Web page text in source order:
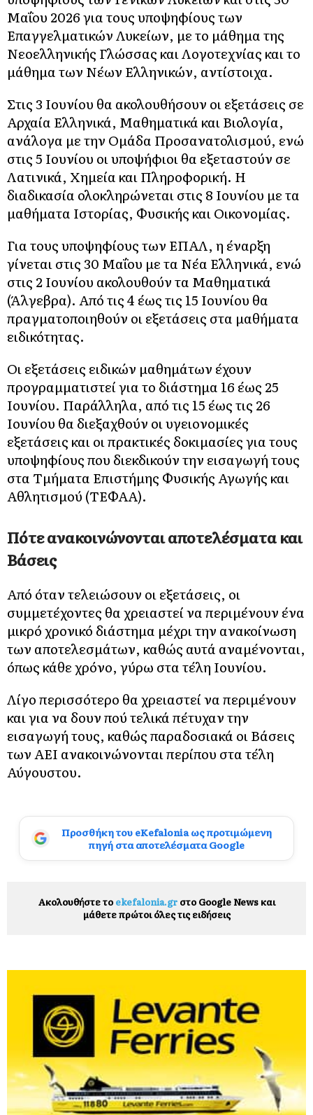
Μαΐου 2026 για τους υποψηφίους των
Επαγγελματικών Λυκείων, με το μάθημα της
Νεοελληνικής Γλώσσας και Λογοτεχνίας και το
μάθημα των Νέων Ελληνικών, αντίστοιχα.
Στις 3 Ιουνίου θα ακολουθήσουν οι εξετάσεις σε
Αρχαία Ελληνικά, Μαθηματικά και Βιολογία,
ανάλογα με την Ομάδα Προσανατολισμού, ενώ
στις 5 Ιουνίου οι υποψήφιοι θα εξεταστούν σε
Λατινικά, Χημεία και Πληροφορική. Η
διαδικασία ολοκληρώνεται στις 8 Ιουνίου με τα
μαθήματα Ιστορίας, Φυσικής και Οικονομίας.
Για τους υποψηφίους των ΕΠΑΛ, η έναρξη
γίνεται στις 30 Μαΐου με τα Νέα Ελληνικά, ενώ
στις 2 Ιουνίου ακολουθούν τα Μαθηματικά
(Άλγεβρα). Από τις 4 έως τις 15 Ιουνίου θα
πραγματοποιηθούν οι εξετάσεις στα μαθήματα
ειδικότητας.
Οι εξετάσεις ειδικών μαθημάτων έχουν
προγραμματιστεί για το διάστημα 16 έως 25
Ιουνίου. Παράλληλα, από τις 15 έως τις 26
Ιουνίου θα διεξαχθούν οι υγειονομικές
εξετάσεις και οι πρακτικές δοκιμασίες για τους
υποψηφίους που διεκδικούν την εισαγωγή τους
στα Τμήματα Επιστήμης Φυσικής Αγωγής και
Αθλητισμού (ΤΕΦΑΑ).
Πότε ανακοινώνονται αποτελέσματα και
Βάσεις
Από όταν τελειώσουν οι εξετάσεις, οι
συμμετέχοντες θα χρειαστεί να περιμένουν ένα
μικρό χρονικό διάστημα μέχρι την ανακοίνωση
των αποτελεσμάτων, καθώς αυτά αναμένονται,
όπως κάθε χρόνο, γύρω στα τέλη Ιουνίου.
Λίγο περισσότερο θα χρειαστεί να περιμένουν
και για να δουν πού τελικά πέτυχαν την
εισαγωγή τους, καθώς παραδοσιακά οι Βάσεις
των ΑΕΙ ανακοινώνονται περίπου στα τέλη
Αύγουστου.
Προσθήκη του eKefalonia ως προτιμώμενη
πηγή στα αποτελέσματα Google
Ακολουθήστε το ekefalonia.grστο Google News και
μάθετε πρώτοι όλες τις ειδήσεις